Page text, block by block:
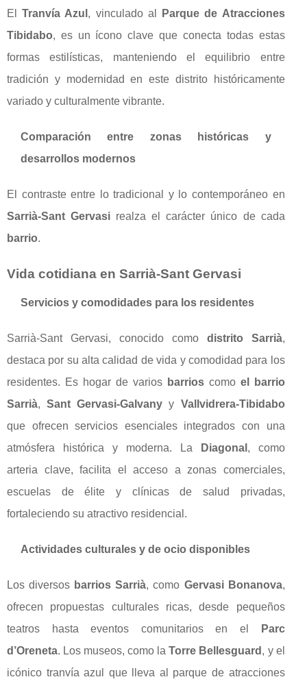
ElTranvía Azul , vinculado al
Parque de Atracciones
Tibidabo, es un ícono clave que conecta todas estas
formas estilísticas, manteniendo el equilibrio entre
tradición y modernidad en este distrito históricamente
variado y culturalmente vibrante.
Comparación entre zonas históricas y
desarrollos modernos
El contraste entre lo tradicional y lo contemporáneo en
Sarrià-Sant Gervasi realza el carácter único de cada
barrio.
Vida cotidiana en Sarrià-Sant Gervasi
Servicios y comodidades para los residentes
Sarrià-Sant Gervasi, conocido como distrito Sarrià,
destaca por su alta calidad de vida y comodidad para los
residentes. Es hogar de varios barrioscomo el barrio
Sarrià,Sant Gervasi-Galvany y Vallvidrera-Tibidabo
que ofrecen servicios esenciales integrados con una
atmósfera histórica y moderna. La
Diagonal , como
arteria clave, facilita el acceso a zonas comerciales,
escuelas de élite y clínicas de salud privadas,
fortaleciendo su atractivo residencial.
Actividades culturales y de ocio disponibles
Los diversos barrios Sarrià, como Gervasi Bonanova,
ofrecen propuestas culturales ricas, desde pequeños
teatros hasta eventos comunitarios en el
Parc
d’Oreneta. Los museos, como laTorre Bellesguard , y el
icónico tranvía azul que lleva al parque de atracciones